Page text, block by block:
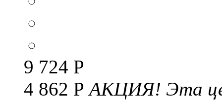
9 724 Р
4 862 Р АКЦИЯ! Эта